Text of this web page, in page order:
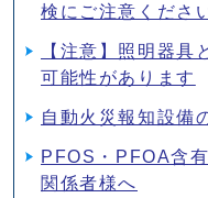
検にご注意くださ
【注意】照明器具
可能性があります
自動火災報知設備
PFOS・PFOA含
関係者様へ